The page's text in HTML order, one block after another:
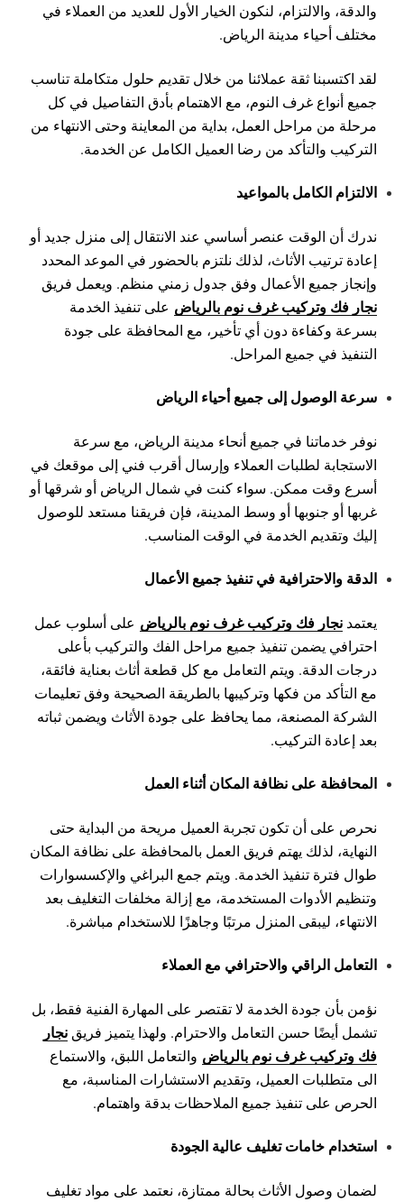
والدقة، والالتزام، لنكون الخيار الأول للعديد من العملاء في
مختلف أحياء مدينة الرياض.
لقد اكتسبنا ثقة عملائنا من خلال تقديم حلول متكاملة تناسب
جميع أنواع غرف النوم، مع الاهتمام بأدق التفاصيل في كل
مرحلة من مراحل العمل، بداية من المعاينة وحتى الانتهاء من
التركيب والتأكد من رضا العميل الكامل عن الخدمة.
الالتزام الكامل بالمواعيد
ندرك أن الوقت عنصر أساسي عند الانتقال إلى منزل جديد أو
إعادة ترتيب الأثاث، لذلك نلتزم بالحضور في الموعد المحدد
وإنجاز جميع الأعمال وفق جدول زمني منظم. ويعمل فريق
نجار فك وتركيب غرف نوم بالرياض على تنفيذ الخدمة
بسرعة وكفاءة دون أي تأخير، مع المحافظة على جودة
التنفيذ في جميع المراحل.
سرعة الوصول إلى جميع أحياء الرياض
نوفر خدماتنا في جميع أنحاء مدينة الرياض، مع سرعة
الاستجابة لطلبات العملاء وإرسال أقرب فني إلى موقعك في
أسرع وقت ممكن. سواء كنت في شمال الرياض أو شرقها أو
غربها أو جنوبها أو وسط المدينة، فإن فريقنا مستعد للوصول
إليك وتقديم الخدمة في الوقت المناسب.
الدقة والاحترافية في تنفيذ جميع الأعمال
يعتمد نجار فك وتركيب غرف نوم بالرياض على أسلوب عمل
احترافي يضمن تنفيذ جميع مراحل الفك والتركيب بأعلى
درجات الدقة. ويتم التعامل مع كل قطعة أثاث بعناية فائقة،
مع التأكد من فكها وتركيبها بالطريقة الصحيحة وفق تعليمات
الشركة المصنعة، مما يحافظ على جودة الأثاث ويضمن ثباته
بعد إعادة التركيب.
المحافظة على نظافة المكان أثناء العمل
نحرص على أن تكون تجربة العميل مريحة من البداية حتى
النهاية، لذلك يهتم فريق العمل بالمحافظة على نظافة المكان
طوال فترة تنفيذ الخدمة. ويتم جمع البراغي والإكسسوارات
وتنظيم الأدوات المستخدمة، مع إزالة مخلفات التغليف بعد
الانتهاء، ليبقى المنزل مرتبًا وجاهزًا للاستخدام مباشرة.
التعامل الراقي والاحترافي مع العملاء
نؤمن بأن جودة الخدمة لا تقتصر على المهارة الفنية فقط، بل
تشمل أيضًا حسن التعامل والاحترام. ولهذا يتميز فريق نجار
فك وتركيب غرف نوم بالرياض والتعامل اللبق، والاستماع
الى متطلبات العميل، وتقديم الاستشارات المناسبة، مع
الحرص على تنفيذ جميع الملاحظات بدقة واهتمام.
استخدام خامات تغليف عالية الجودة
لضمان وصول الأثاث بحالة ممتازة، نعتمد على مواد تغليف